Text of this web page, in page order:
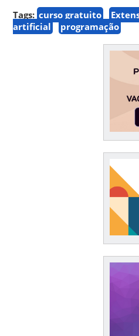
Tags: curso gratuito
artificial
programação